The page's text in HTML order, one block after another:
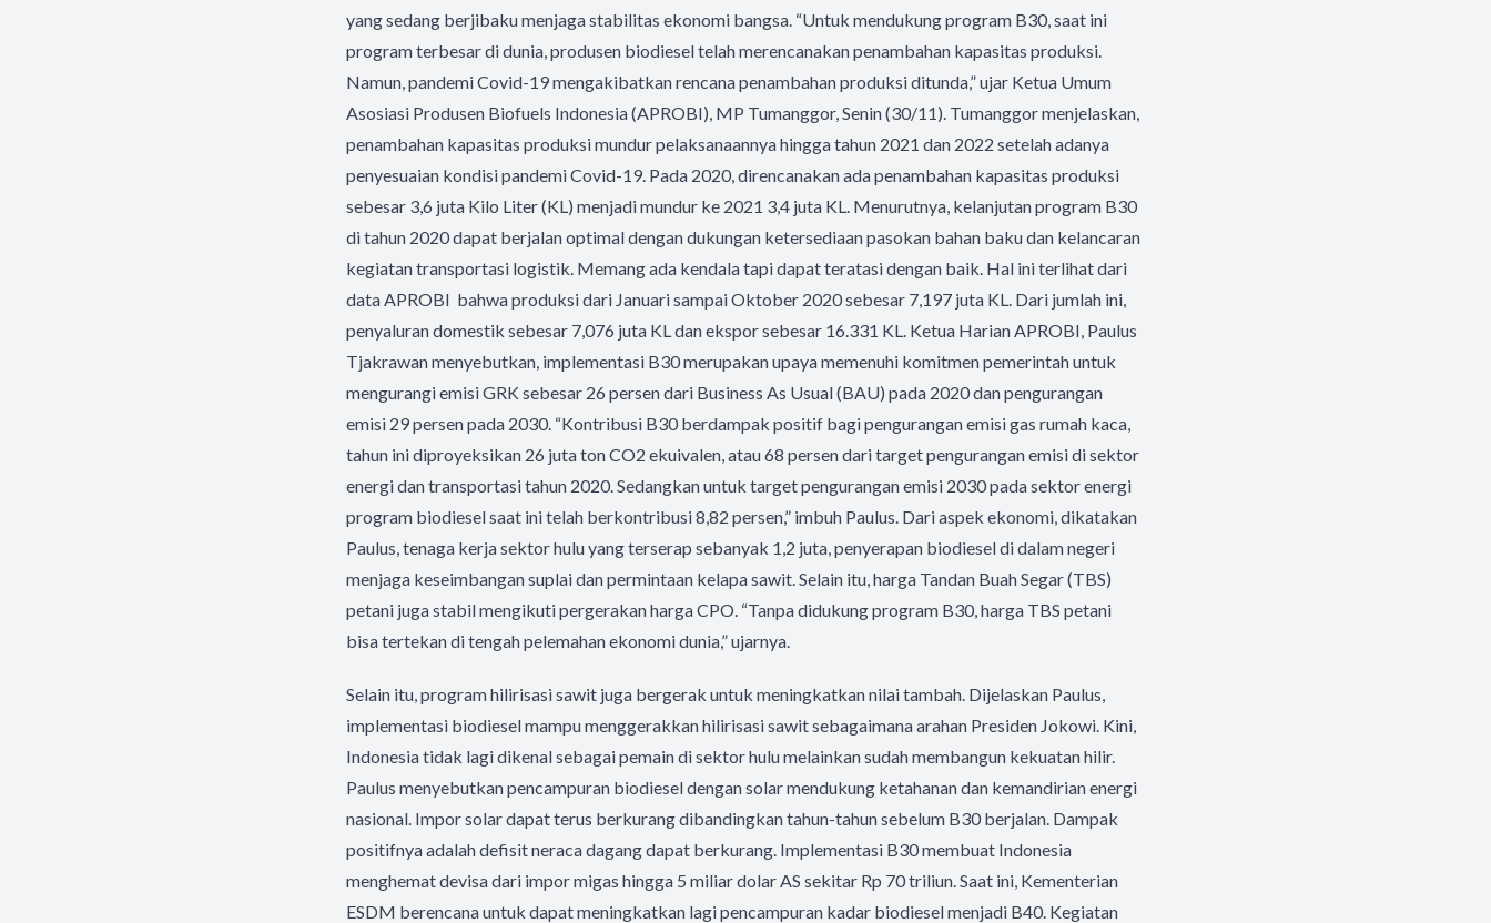
yang sedang berjibaku menjaga stabilitas ekonomi bangsa. “Untuk mendukung program B30, saat ini
program terbesar di dunia, produsen biodiesel telah merencanakan penambahan kapasitas produksi.
Namun, pandemi Covid-19 mengakibatkan rencana penambahan produksi ditunda,” ujar Ketua Umum
Asosiasi Produsen Biofuels Indonesia (APROBI), MP Tumanggor, Senin (30/11). Tumanggor menjelaskan,
penambahan kapasitas produksi mundur pelaksanaannya hingga tahun 2021 dan 2022 setelah adanya
penyesuaian kondisi pandemi Covid-19. Pada 2020, direncanakan ada penambahan kapasitas produksi
sebesar 3,6 juta Kilo Liter (KL) menjadi mundur ke 2021 3,4 juta KL. Menurutnya, kelanjutan program B30
di tahun 2020 dapat berjalan optimal dengan dukungan ketersediaan pasokan bahan baku dan kelancaran
kegiatan transportasi logistik. Memang ada kendala tapi dapat teratasi dengan baik. Hal ini terlihat dari
data APROBI bahwa produksi dari Januari sampai Oktober 2020 sebesar 7,197 juta KL. Dari jumlah ini,
penyaluran domestik sebesar 7,076 juta KL dan ekspor sebesar 16.331 KL. Ketua Harian APROBI, Paulus
Tjakrawan menyebutkan, implementasi B30 merupakan upaya memenuhi komitmen pemerintah untuk
mengurangi emisi GRK sebesar 26 persen dari Business As Usual (BAU) pada 2020 dan pengurangan
emisi 29 persen pada 2030. “Kontribusi B30 berdampak positif bagi pengurangan emisi gas rumah kaca,
tahun ini diproyeksikan 26 juta ton CO2 ekuivalen, atau 68 persen dari target pengurangan emisi di sektor
energi dan transportasi tahun 2020. Sedangkan untuk target pengurangan emisi 2030 pada sektor energi
program biodiesel saat ini telah berkontribusi 8,82 persen,” imbuh Paulus. Dari aspek ekonomi, dikatakan
Paulus, tenaga kerja sektor hulu yang terserap sebanyak 1,2 juta, penyerapan biodiesel di dalam negeri
menjaga keseimbangan suplai dan permintaan kelapa sawit. Selain itu, harga Tandan Buah Segar (TBS)
petani juga stabil mengikuti pergerakan harga CPO. “Tanpa didukung program B30, harga TBS petani
bisa tertekan di tengah pelemahan ekonomi dunia,” ujarnya.
Selain itu, program hilirisasi sawit juga bergerak untuk meningkatkan nilai tambah. Dijelaskan Paulus,
implementasi biodiesel mampu menggerakkan hilirisasi sawit sebagaimana arahan Presiden Jokowi. Kini,
Indonesia tidak lagi dikenal sebagai pemain di sektor hulu melainkan sudah membangun kekuatan hilir.
Paulus menyebutkan pencampuran biodiesel dengan solar mendukung ketahanan dan kemandirian energi
nasional. Impor solar dapat terus berkurang dibandingkan tahun-tahun sebelum B30 berjalan. Dampak
positifnya adalah defisit neraca dagang dapat berkurang. Implementasi B30 membuat Indonesia
menghemat devisa dari impor migas hingga 5 miliar dolar AS sekitar Rp 70 triliun. Saat ini, Kementerian
ESDM berencana untuk dapat meningkatkan lagi pencampuran kadar biodiesel menjadi B40. Kegiatan